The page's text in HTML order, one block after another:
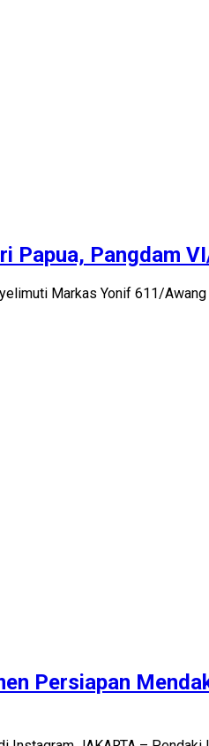
Papua, Pangdam
Markas Yonif 611/
Persiapan